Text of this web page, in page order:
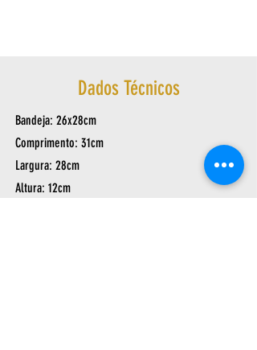
Dados Técnicos
Bandeja: 26x28cm
Comprimento: 31cm
Largura: 28cm
Altura: 12cm